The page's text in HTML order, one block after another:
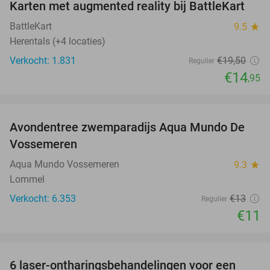
23%
Karten met augmented reality bij BattleKart
BattleKart 9.5 star
Herentals (+4 locaties)
Verkocht: 1.831
Regulier €19,50
€14,95
15%
Avondentree zwemparadijs Aqua Mundo De
Vossemeren
Aqua Mundo Vossemeren 9.3 star
Lommel
Verkocht: 6.353
Regulier €13
€11
6 laser-ontharingsbehandelingen voor een